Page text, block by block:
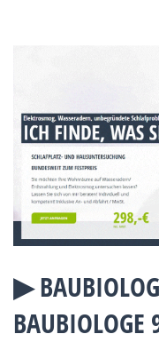
▶︎
BAUBIOLOGE